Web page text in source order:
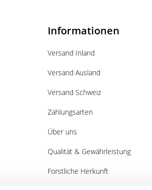
Informationen
Versand Inland
Versand Ausland
Versand Schweiz
Zahlungsarten
Über uns
Qualität & Gewährleistung
Forstliche Herkunft